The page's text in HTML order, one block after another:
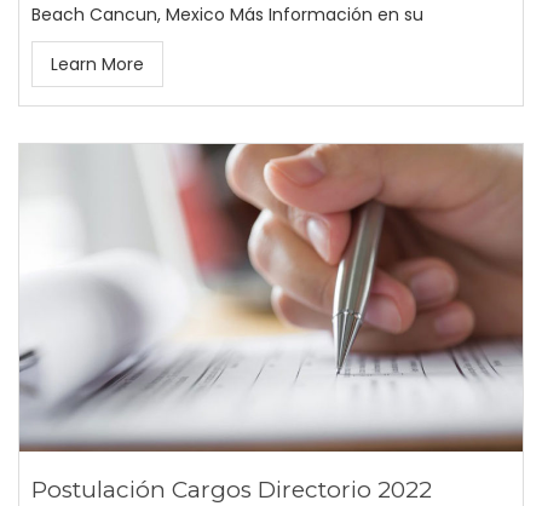
Beach Cancun, Mexico Más Información en su
Learn More
Postulación Cargos Directorio 2022